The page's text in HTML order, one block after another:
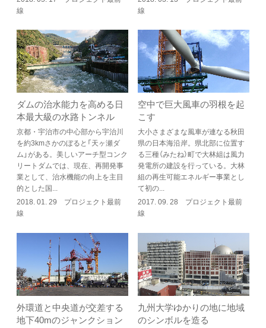
線
線
ダムの治水能力を高める日
本最大級の水路トンネル
京都・宇治市の中心部から宇治川
を約3kmさかのぼると「天ヶ瀬ダ
ム」がある。美しいアーチ型コンク
リートダムでは、現在、再開発事
業として、治水機能の向上を主目
的とした国...
2018. 01. 29 プロジェクト最前
線
空中で巨大風車の羽根を起
こす
大小さまざまな風車が連なる秋田
県の日本海沿岸。県北部に位置す
る三種（みたね）町で大林組は風力
発電所の建設を行っている。大林
組の再生可能エネルギー事業とし
て初の...
2017. 09. 28 プロジェクト最前
線
外環道と中央道が交差する
地下40mのジャンクション
九州大学ゆかりの地に地域
のシンボルを造る